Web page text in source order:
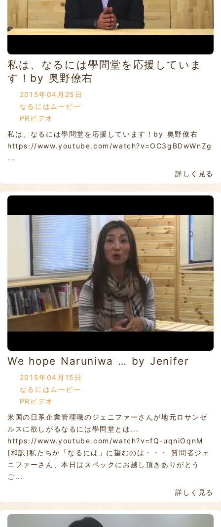
私は、なるには學問堂を応援していま
す！by 奥野僚右
2015年04月25日
なるにはムービー
PRビデオ
私は、なるには學問堂を応援しています！by 奥野僚右
https://www.youtube.com/watch?v=OC3gBDwWnZg
...
詳しく見る
We hope Naruniwa … by Jenifer
2015年04月15日
なるにはムービー
PRビデオ
米国の日系企業管理職のジェニファーさんが地元ロサンゼ
ルスに欲しがるなるには學問堂とは...
https://www.youtube.com/watch?v=fQ-uqniOqnM
[和訳]私たちが「なるには」に望むのは・・・ 質問者ジェ
ニファーさん、本日はスペックにお越し頂きありがとう
ご...
詳しく見る